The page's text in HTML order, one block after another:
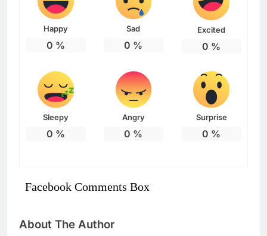
Happy
0 %
Sad
0 %
Excited
0 %
Sleepy
0 %
Angry
0 %
Surprise
0 %
Facebook Comments Box
About The Author